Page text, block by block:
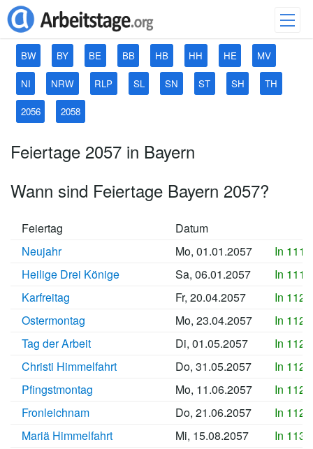
BW BY BE BB HB HH HE MV
NI NRW RLP SL SN ST SH TH
2056 2058
Feiertage 2057 in Bayern
Wann sind Feiertage Bayern 2057?
Feiertag
Datum
Neujahr
Mo, 01.01.2057
In
Heilige Drei Könige
Sa, 06.01.2057
In
Karfreitag
Fr, 20.04.2057
In
Ostermontag
Mo, 23.04.2057
In
Tag der Arbeit
Di, 01.05.2057
In
Christi Himmelfahrt
Do, 31.05.2057
In
Pfingstmontag
Mo, 11.06.2057
In
Fronleichnam
Do, 21.06.2057
In
Mariä Himmelfahrt
Mi, 15.08.2057
In